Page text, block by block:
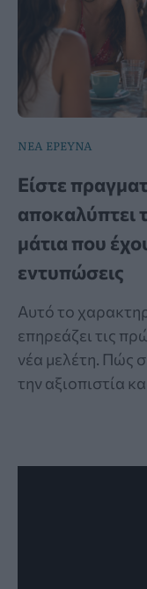
ΝΕΑ ΕΡΕΥΝΑ
Είστε
αποκαλύπτει
μάτια που
εντυπώσεις
Αυτό το
επηρεάζει τις
νέα μελέτη. Πώς
την αξιοπιστία